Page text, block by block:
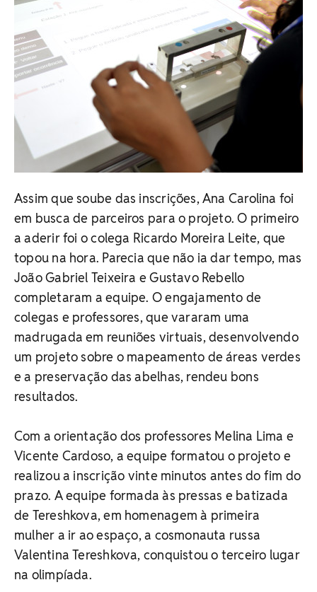
Assim que soube das inscrições, Ana Carolina foi
em busca de parceiros para o projeto. O primeiro
a aderir foi o colega Ricardo Moreira Leite, que
topou na hora. Parecia que não ia dar tempo, mas
João Gabriel Teixeira e Gustavo Rebello
completaram a equipe. O engajamento de
colegas e professores, que vararam uma
madrugada em reuniões virtuais, desenvolvendo
um projeto sobre o mapeamento de áreas verdes
e a preservação das abelhas, rendeu bons
resultados.
Com a orientação dos professores Melina Lima e
Vicente Cardoso, a equipe formatou o projeto e
realizou a inscrição vinte minutos antes do fim do
prazo. A equipe formada às pressas e batizada
de Tereshkova, em homenagem à primeira
mulher a ir ao espaço, a cosmonauta russa
Valentina Tereshkova, conquistou o terceiro lugar
na olimpíada.